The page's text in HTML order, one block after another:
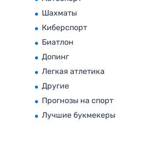
Шахматы
Киберспорт
Биатлон
Допинг
Легкая атлетика
Другие
Прогнозы на спорт
Лучшие букмекеры